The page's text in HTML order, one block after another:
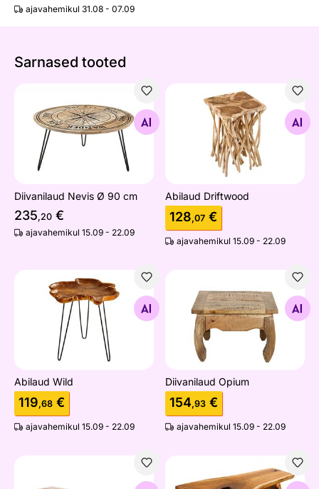
ajavahemikul 31.08 - 07.09
Sarnased tooted
Diivanilaud Nevis Ø 90 cm
Otsi sarnaseid
Diivanilaud Nevis Ø 90 cm
235,20 €
ajavahemikul 15.09 - 22.09
Abilaud Driftwood
Otsi sarnaseid
Abilaud Driftwood
128,07 €
ajavahemikul 15.09 - 22.09
Abilaud Wild
Otsi sarnaseid
Abilaud Wild
119,68 €
ajavahemikul 15.09 - 22.09
Diivanilaud Opium
Otsi sarnaseid
Diivanilaud Opium
154,93 €
ajavahemikul 15.09 - 22.09
Diivanilaud Root